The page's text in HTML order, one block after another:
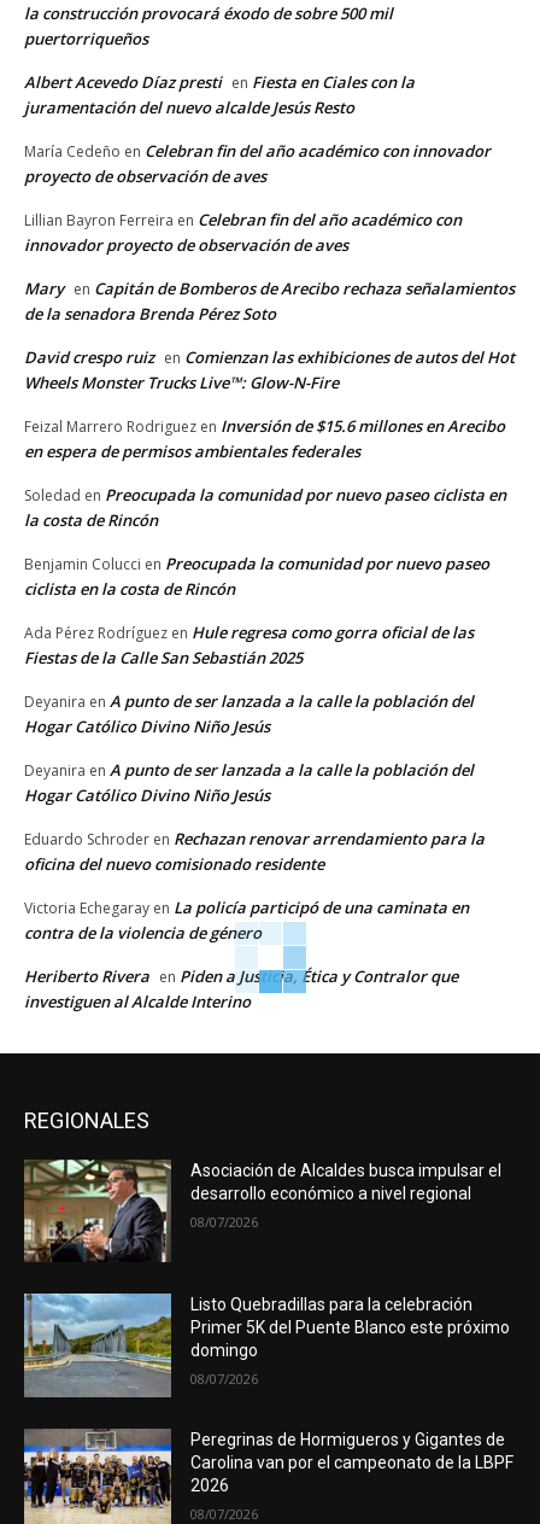
la construcción provocará éxodo de sobre 500 mil
puertorriqueños
Albert Acevedo Díaz presti en Fiesta en Ciales con la
juramentación del nuevo alcalde Jesús Resto
María Cedeño en Celebran fin del año académico con innovador
proyecto de observación de aves
Lillian Bayron Ferreira en Celebran fin del año académico con
innovador proyecto de observación de aves
Mary en Capitán de Bomberos de Arecibo rechaza señalamientos
de la senadora Brenda Pérez Soto
David crespo ruiz en Comienzan las exhibiciones de autos del Hot
Wheels Monster Trucks Live™: Glow-N-Fire
Feizal Marrero Rodriguez en Inversión de $15.6 millones en Arecibo
en espera de permisos ambientales federales
Soledad en Preocupada la comunidad por nuevo paseo ciclista en
la costa de Rincón
Benjamin Colucci en Preocupada la comunidad por nuevo paseo
ciclista en la costa de Rincón
Ada Pérez Rodríguez en Hule regresa como gorra oficial de las
Fiestas de la Calle San Sebastián 2025
Deyanira en A punto de ser lanzada a la calle la población del
Hogar Católico Divino Niño Jesús
Deyanira en A punto de ser lanzada a la calle la población del
Hogar Católico Divino Niño Jesús
Eduardo Schroder en Rechazan renovar arrendamiento para la
oficina del nuevo comisionado residente
Victoria Echegaray en La policía participó de una caminata en
contra de la violencia de género
Heriberto Rivera en Piden a Justicia, Ética y Contralor que
investiguen al Alcalde Interino
REGIONALES
Asociación de Alcaldes busca impulsar el
desarrollo económico a nivel regional
08/07/2026
Listo Quebradillas para la celebración
Primer 5K del Puente Blanco este próximo
domingo
08/07/2026
Peregrinas de Hormigueros y Gigantes de
Carolina van por el campeonato de la LBPF
2026
08/07/2026